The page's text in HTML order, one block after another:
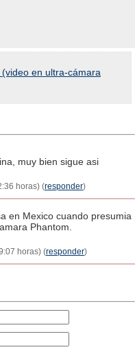
en ultra-cámara
muy bien sigue asi
horas) (responder)
en Mexico cuando presumia
Phantom.
horas) (responder)